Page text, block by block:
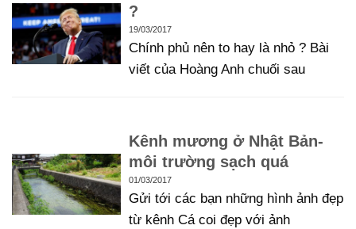
?
19/03/2017
Chính phủ nên to hay là nhỏ ? Bài
viết của Hoàng Anh chuối sau
Kênh mương ở Nhật Bản-
môi trường sạch quá
01/03/2017
Gửi tới các bạn những hình ảnh đẹp
từ kênh Cá coi đẹp với ảnh